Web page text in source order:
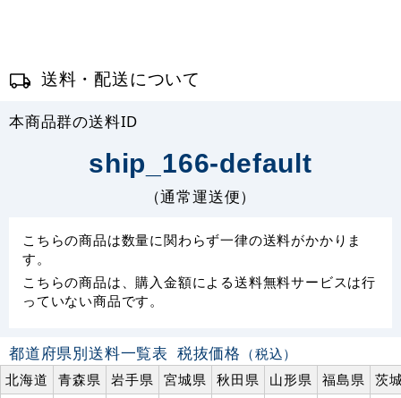
送料・配送について
本商品群の送料ID
ship_166-default
（通常運送便）
こちらの商品は数量に関わらず一律の送料がかかりま
す。
こちらの商品は、購入金額による送料無料サービスは行
っていない商品です。
都道府県別送料一覧表 税抜価格 （税込）
北海道
青森県 岩手県 宮城県 秋田県 山形県 福島県 茨